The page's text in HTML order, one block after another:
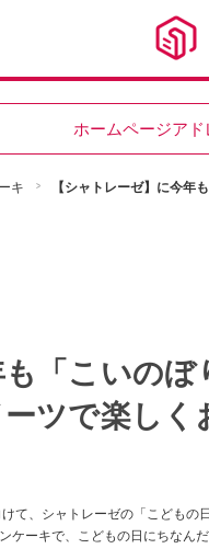
ホームページア
キ 【シャトレーゼ】に今年
「こいのぼ
ツで楽しく
て、シャトレーゼの「こどもの
ケーキで、こどもの日にちなん